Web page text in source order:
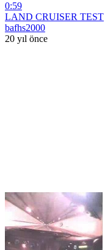
0:59
LAND CRUISER TEST
bafhs2000
20 yıl önce